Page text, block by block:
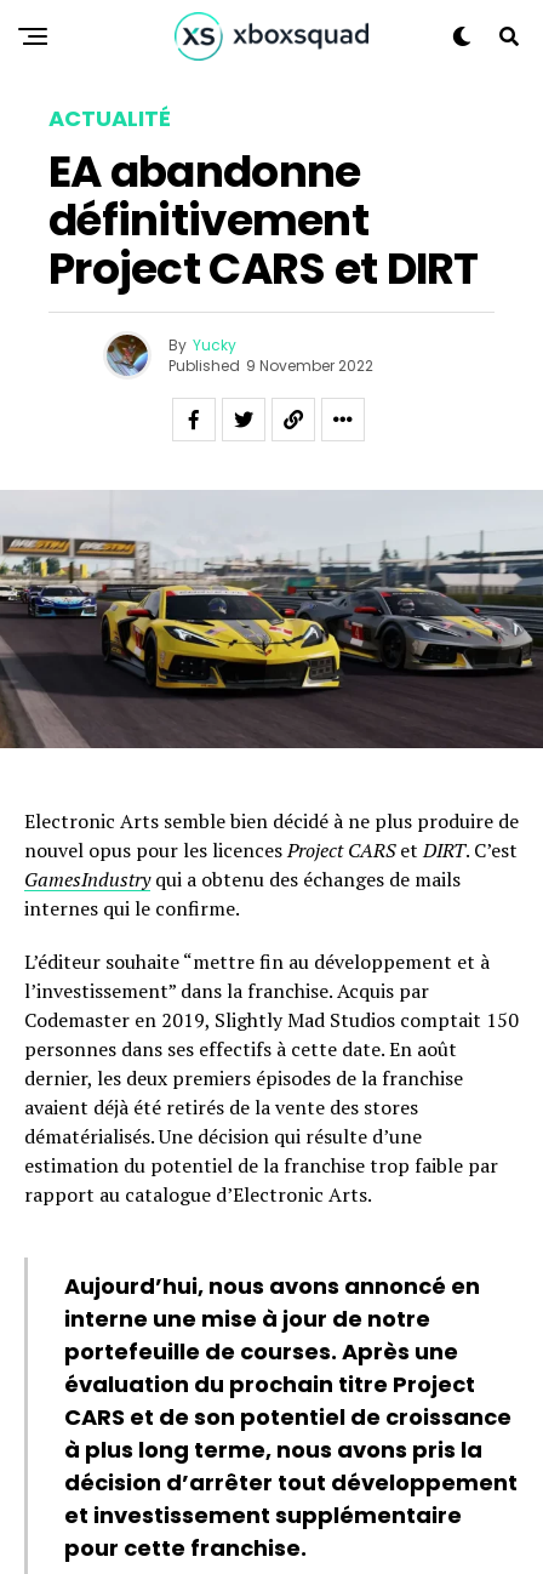
ACTUALITÉ
EA abandonne
définitivement
Project CARS et DIRT
By Yucky
Published 9 November 2022
Electronic Arts semble bien décidé à ne plus produire de
nouvel opus pour les licencesProject CARSetDIRT. C’est
GamesIndustryqui a obtenu des échanges de mails
internes qui le confirme.
L’éditeur souhaite “mettre fin au développement et à
l’investissement” dans la franchise. Acquis par
Codemaster en 2019, Slightly Mad Studios comptait 150
personnes dans ses effectifs à cette date. En août
dernier, les deux premiers épisodes de la franchise
avaient déjà été retirés de la vente des stores
dématérialisés. Une décision qui résulte d’une
estimation du potentiel de la franchise trop faible par
rapport au catalogue d’Electronic Arts.
Aujourd’hui, nous avons annoncé en
interne une mise à jour de notre
portefeuille de courses. Après une
évaluation du prochain titre Project
CARS et de son potentiel de croissance
à plus long terme, nous avons pris la
décision d’arrêter tout développement
et investissement supplémentaire
pour cette franchise.
Flipboard